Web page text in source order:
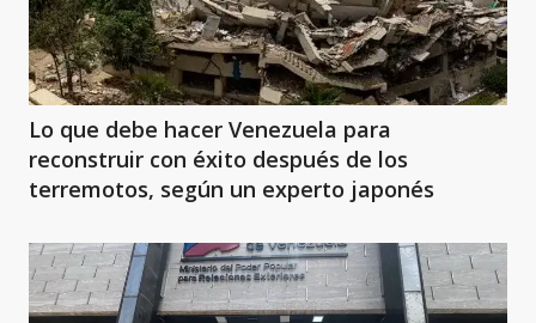
Lo que debe hacer Venezuela para
reconstruir con éxito después de los
terremotos, según un experto japonés